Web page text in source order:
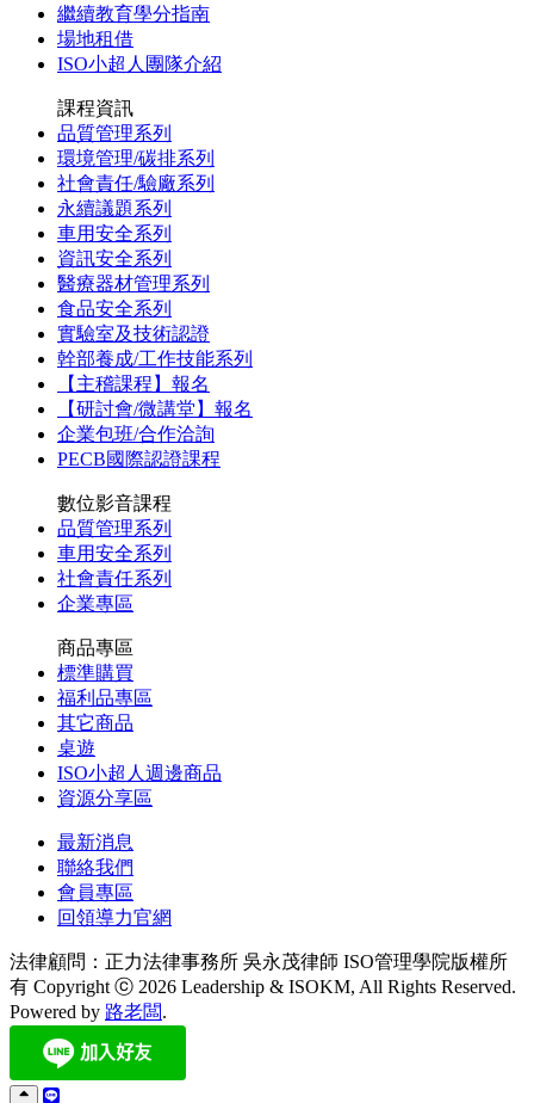
繼續教育學分指南
場地租借
ISO小超人團隊介紹
課程資訊
品質管理系列
環境管理/碳排系列
社會責任/驗廠系列
永續議題系列
車用安全系列
資訊安全系列
醫療器材管理系列
食品安全系列
實驗室及技術認證
幹部養成/工作技能系列
【主稽課程】報名
【研討會/微講堂】報名
企業包班/合作洽詢
PECB國際認證課程
數位影音課程
品質管理系列
車用安全系列
社會責任系列
企業專區
商品專區
標準購買
福利品專區
其它商品
桌遊
ISO小超人週邊商品
資源分享區
最新消息
聯絡我們
會員專區
回領導力官網
法律顧問：正力法律事務所 吳永茂律師 ISO管理學院版權所
有 Copyright ⓒ 2026 Leadership & ISOKM, All Rights Reserved.
Powered by 路老闆.